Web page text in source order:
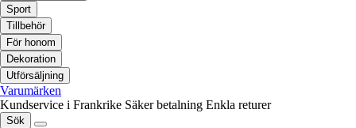
Sport
Tillbehör
För honom
Dekoration
Utförsäljning
Varumärken
Kundservice i Frankrike Säker betalning Enkla returer
Sök